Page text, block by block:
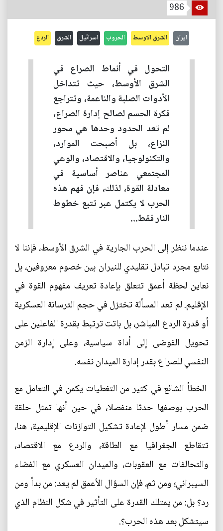
986
ايران الشرق الاوسط الحروب اسرائيل الشرق الردع
التحول في أنماط الصراع في
الشرق الأوسط، حيث تتداخل
الأدوات الصلبة والناعمة، وتتراجع
فكرة الحسم لصالح إدارة الصراع،
لم تعد الحدود وحدها هي محور
النزاع، بل أصبحت الموارد،
والتكنولوجيا، والاقتصاد، والوعي
المجتمعي عناصر أساسية في
معادلة القوة، لذلك، فإن فهم هذه
الحرب لا يكتمل عبر تتبع خطوط
النار فقط...
عندما ننظر إلى الحرب الجارية في الشرق الأوسط، فإننا لا
نتابع مجرد تبادل تقليدي للنيران بين خصوم معروفين، بل
نعاين لحظة أعمق تتعلق بإعادة تعريف مفهوم القوة في
الإقليم. لم تعد المسألة تختزل في حجم الترسانة العسكرية
أو قدرة الردع المباشر، بل باتت ترتبط بقدرة الفاعلين على
تحويل الفوضى إلى أداة سياسية، وعلى إدارة الزمن
النفسي للصراع بقدر إدارة الميدان نفسه.
الخطأ الشائع في كثير من التغطيات يكمن في التعامل مع
الحرب بوصفها حدثا منفصلا، في حين أنها تمثل حلقة
ضمن مسار أطول لإعادة تشكيل التوازنات الإقليمية، هنا،
تتقاطع الجغرافيا مع الطاقة، والردع مع الاقتصاد،
والتحالفات مع العقوبات، والميدان العسكري مع الفضاء
السيبراني؛ ومن ثم، فإن السؤال الأعمق لم يعد: من بدأ ومن
رد؟ بل: من يمتلك القدرة على التأثير في شكل النظام الذي
سيتشكل بعد هذه الحرب؟.